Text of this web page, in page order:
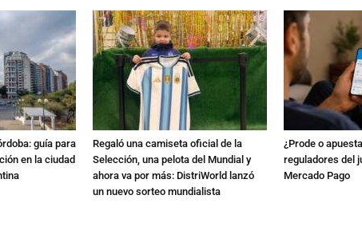
guía para
en la ciudad
Regaló una camiseta oficial de la
Selección, una pelota del Mundial y
ahora va por más: DistriWorld lanzó
un nuevo sorteo mundialista
¿Prode o
reguladores del
Mercado Pago